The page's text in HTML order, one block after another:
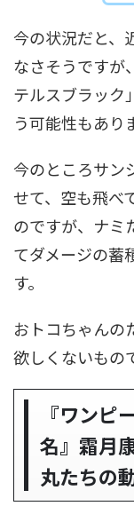
今の状況だと、
なさそうですが
テルスブラック
う可能性もあり
今のところサン
せて、空も飛べ
のですが、ナミ
てダメージの蓄
す。
おトコちゃんの
欲しくないもの
『ワンピ
名』霜月
丸たちの